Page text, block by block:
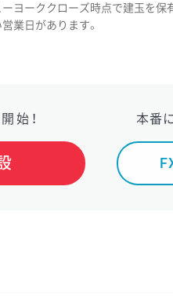
ーヨーククローズ時点で建玉を
業日があります。
始！ 本番